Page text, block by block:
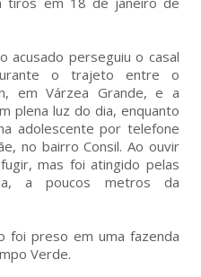
acusado perseguiu o casal
o trajeto entre o
em Várzea Grande, e a
plena luz do dia, enquanto
adolescente por telefone
no bairro Consil. Ao ouvir
mas foi atingido pelas
a poucos metros da
foi preso em uma fazenda
Verde.